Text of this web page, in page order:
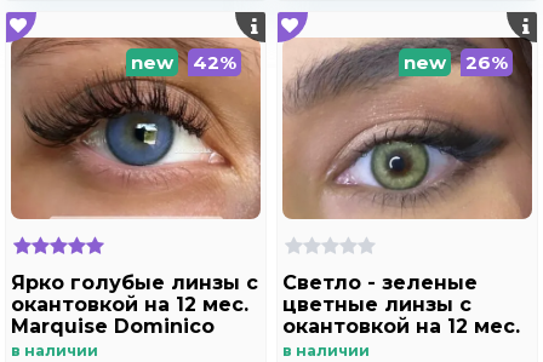
new 42%
Ярко голубые линзы c
окантовкой на 12 мес.
Marquise Dominico
blue
в наличии
new 26%
Светло - зеленые
цветные линзы c
окантовкой на 12 мес.
Marquise Dominico
в наличии